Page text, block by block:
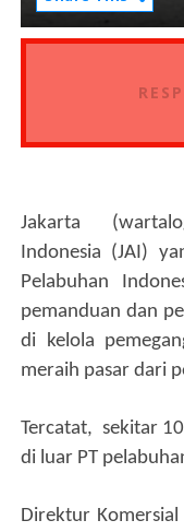
Jakarta
Indonesia (JAI)
Pelabuhan
pemanduan dan
di kelola
meraih pasar dari
Tercatat, sekitar
di luar PT
Direktur